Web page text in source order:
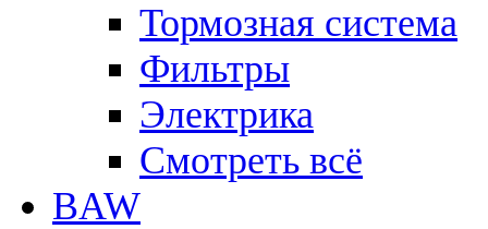
Тормозная система
Фильтры
Электрика
Смотреть всё
BAW